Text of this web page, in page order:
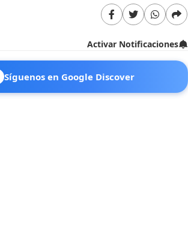
Activar Notificaciones
Síguenos en Google Discover